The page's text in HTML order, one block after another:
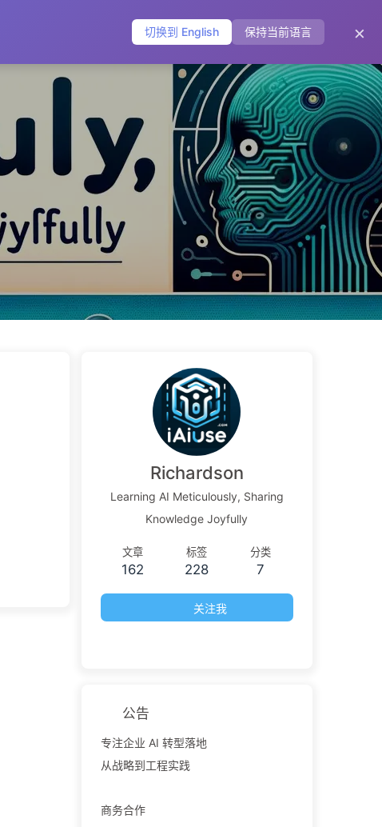
切换到 English 保持当前语言 ×
标签 分类 友链 关于
Richardson
Learning AI Meticulously, Sharing
Knowledge Joyfully
文章
162
标签
228
分类
7
关注我
公告
专注企业 AI 转型落地
从战略到工程实践
商务合作